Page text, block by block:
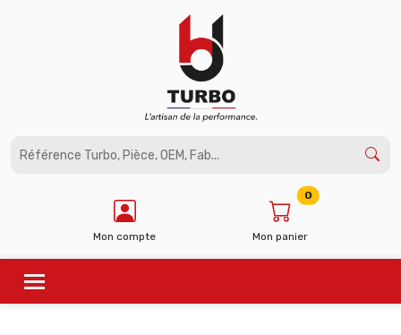
Mon compte Mon panier
0
Panneau de gestion des cookies